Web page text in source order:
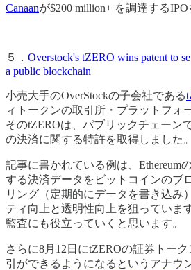
Canaanが$200 million+ を調達する
５． Overstock's tZERO wins patent to
a public blockchain
小売大手のOverStockの子会社である
ィトークンの取引所・プラットフォ
そのtZEROは、パブリックチェーン
の決済に関する特許を取得しました。
記事に書かれている例は、Ethereum
する決済データをビットコインのブ
リング（定期的にデータを書き込み
ティ向上と透明性向上を狙っていま
監査にも役立っていくと思います。
さらに8月12日にtZEROの証券トー
引ができるようになるというアナウ